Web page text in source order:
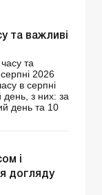
та важливі
та
2026
в серпні
з них: за
день та 10
і
догляду